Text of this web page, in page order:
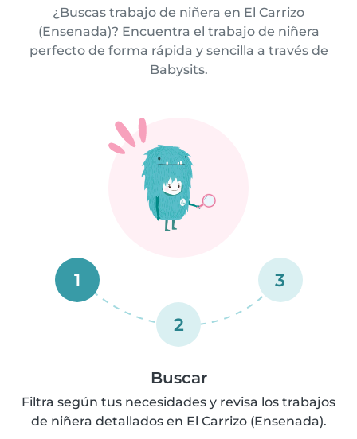
¿Buscas trabajo de niñera en El Carrizo
(Ensenada)? Encuentra el trabajo de niñera
perfecto de forma rápida y sencilla a través de
Babysits.
1
2
3
Buscar
Filtra según tus necesidades y revisa los trabajos
de niñera detallados en El Carrizo (Ensenada).